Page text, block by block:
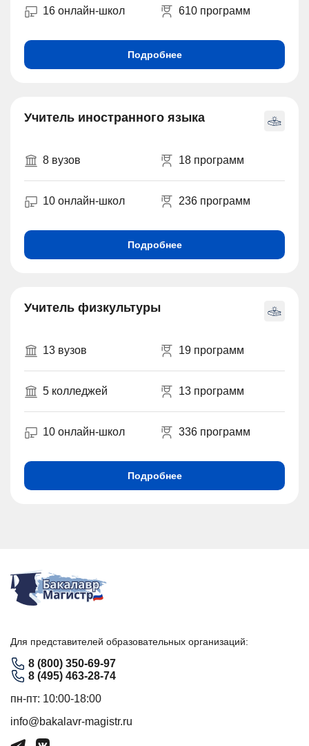
16 онлайн-школ 610 программ
Подробнее
Учитель иностранного языка
8 вузов 18 программ
10 онлайн-школ 236 программ
Подробнее
Учитель физкультуры
13 вузов 19 программ
5 колледжей 13 программ
10 онлайн-школ 336 программ
Подробнее
Для представителей образовательных организаций:
8 (800) 350-69-97
8 (495) 463-28-74
пн-пт: 10:00-18:00
info@bakalavr-magistr.ru